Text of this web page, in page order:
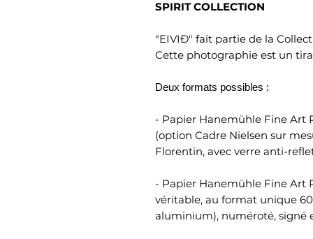
SPIRIT COLLECTION
"EIVIÐ" fait partie de la
Cette photographie est un
Deux formats possibles :
- Papier Hanemühle Fine Art
(option Cadre Nielsen sur
Florentin, avec verre anti-
- Papier Hanemühle Fine Art
véritable, au format unique
aluminium), numéroté, signé